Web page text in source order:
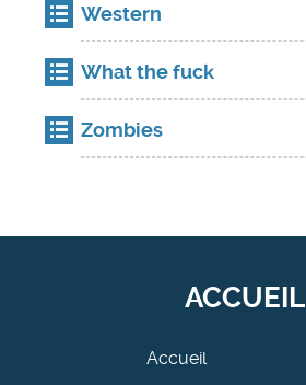
Western
What the fuck
Zombies
ACCUEIL
Accueil